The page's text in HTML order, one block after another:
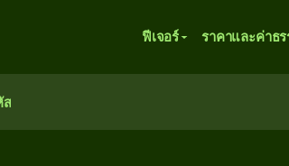
ฟีเจอร์ ราคาและค่าธ
ส